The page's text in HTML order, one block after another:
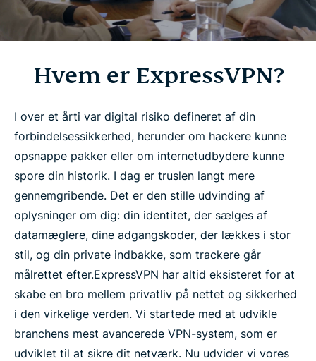
Hvem er ExpressVPN?
I over et årti var digital risiko defineret af din
forbindelsessikkerhed, herunder om hackere kunne
opsnappe pakker eller om internetudbydere kunne
spore din historik. I dag er truslen langt mere
gennemgribende. Det er den stille udvinding af
oplysninger om dig: din identitet, der sælges af
datamæglere, dine adgangskoder, der lækkes i stor
stil, og din private indbakke, som trackere går
målrettet efter.ExpressVPN har altid eksisteret for at
skabe en bro mellem privatliv på nettet og sikkerhed
i den virkelige verden. Vi startede med at udvikle
branchens mest avancerede VPN-system, som er
udviklet til at sikre dit netværk. Nu udvider vi vores